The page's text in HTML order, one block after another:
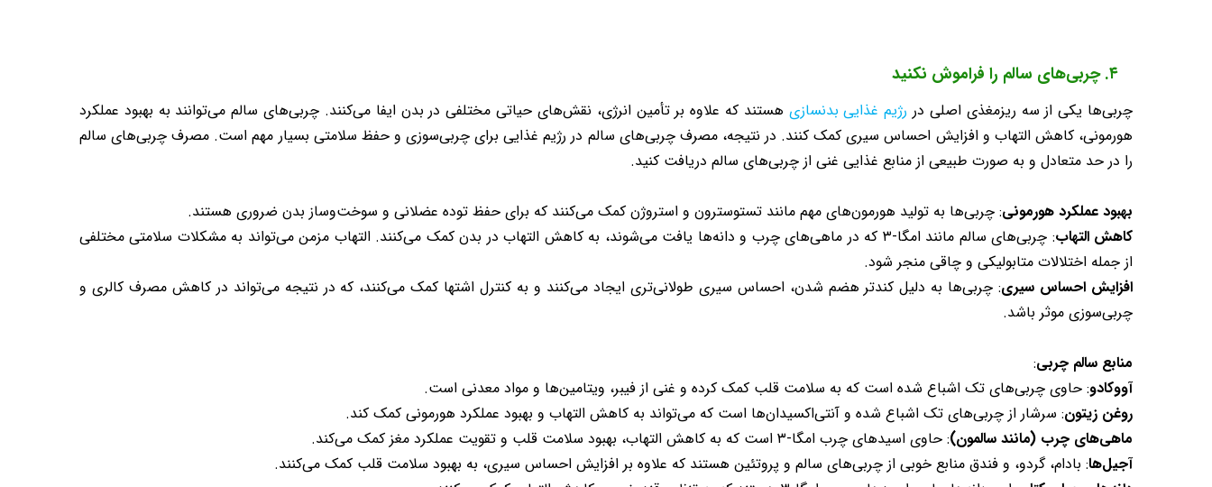
۴. چربی‌های سالم را فراموش نکنید
چربی‌ها یکی از سه ریزمغذی اصلی در رژیم غذایی بدنسازی هستند که علاوه بر تأمین انرژی، نقش‌های حیاتی مختلفی در بدن ایفا می‌کنند. چربی‌های سالم می‌توانند به بهبود عملکرد
هورمونی، کاهش التهاب و افزایش احساس سیری کمک کنند. در نتیجه، مصرف چربی‌های سالم در رژیم غذایی برای چربی‌سوزی و حفظ سلامتی بسیار مهم است. مصرف چربی‌های سالم
را در حد متعادل و به صورت طبیعی از منابع غذایی غنی از چربی‌های سالم دریافت کنید.
بهبود عملکرد هورمونی: چربی‌ها به تولید هورمون‌های مهم مانند تستوسترون و استروژن کمک می‌کنند که برای حفظ توده عضلانی و سوخت‌وساز بدن ضروری هستند.
کاهش التهاب
: چربی‌های سالم مانند امگا-۳ که در ماهی‌های چرب و دانه‌ها یافت می‌شوند، به کاهش التهاب در بدن کمک می‌کنند. التهاب مزمن می‌تواند به مشکلات سلامتی مختلفی
از جمله اختلالات متابولیکی و چاقی منجر شود.
افزایش احساس سیری: چربی‌ها به دلیل کندتر هضم شدن، احساس سیری طولانی‌تری ایجاد می‌کنند و به کنترل اشتها کمک می‌کنند، که در نتیجه می‌تواند در کاهش مصرف کالری و
چربی‌سوزی موثر باشد.
منابع سالم چربی:
آووکادو: حاوی چربی‌های تک‌ اشباع‌ شده است که به سلامت قلب کمک کرده و غنی از فیبر، ویتامین‌ها و مواد معدنی است.
روغن زیتون: سرشار از چربی‌های تک‌ اشباع‌ شده و آنتی‌اکسیدان‌ها است که می‌تواند به کاهش التهاب و بهبود عملکرد هورمونی کمک کند.
ماهی‌های چرب (مانند سالمون): حاوی اسیدهای چرب امگا-۳ است که به کاهش التهاب، بهبود سلامت قلب و تقویت عملکرد مغز کمک می‌کند.
آجیل‌ها: بادام، گردو، و فندق منابع خوبی از چربی‌های سالم و پروتئین هستند که علاوه بر افزایش احساس سیری، به بهبود سلامت قلب کمک می‌کنند.